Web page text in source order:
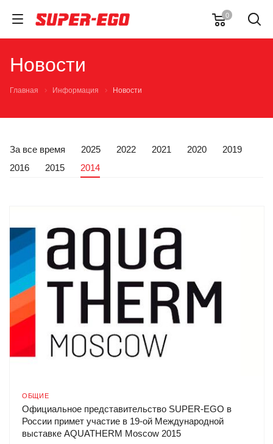
0
Новости
Главная Информация Новости
За все время 2025 2022 2021 2020
2019
2016
2015 2014
ОБЩИЕ
Официальное представительство SUPER-EGO в
России примет участие в 19-ой Международной
выставке AQUATHERM Moscow 2015